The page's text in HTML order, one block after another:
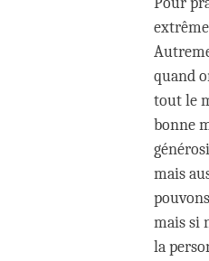
quand
tout le
bonne
mais
mais si
la